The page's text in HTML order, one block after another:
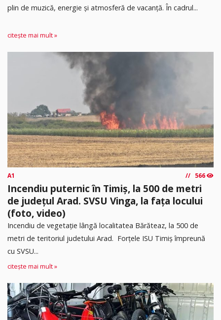
plin de muzică, energie și atmosferă de vacanță. În cadrul...
citește mai mult »
A1 566
Incendiu puternic în Timiș, la 500 de metri
de județul Arad. SVSU Vinga, la fața locului
(foto, video)
Incendiu de vegetație lângă localitatea Bărăteaz, la 500 de
metri de teritoriul judetului Arad. Forțele ISU Timiș împreună
cu SVSU...
citește mai mult »